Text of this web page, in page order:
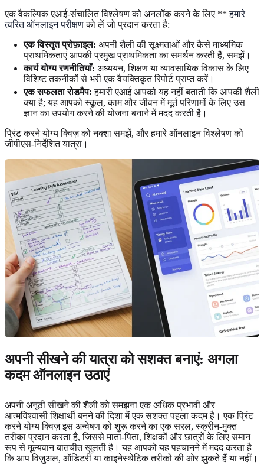
एक वैकल्पिक एआई-संचालित विश्लेषण को अनलॉक करने के लिए **हमारे
त्वरित ऑनलाइन परीक्षणको लें जो प्रदान करता है:
एक विस्तृत प्रोफ़ाइल: अपनी शैली की सूक्ष्मताओं और कैसे माध्यमिक
प्राथमिकताएं आपकी प्रमुख प्राथमिकता का समर्थन करती हैं, समझें।
कार्य योग्य रणनीतियाँ: अध्ययन, शिक्षण या व्यावसायिक विकास के लिए
विशिष्ट तकनीकों से भरी एक वैयक्तिकृत रिपोर्ट प्राप्त करें।
एक सफलता रोडमैप: हमारी एआई आपको यह नहीं बताती कि आपकी शैली
क्या है; यह आपको स्कूल, काम और जीवन में मूर्त परिणामों के लिए उस
ज्ञान का उपयोग करने की योजना बनाने में मदद करती है।
प्रिंट करने योग्य क्विज़ को नक्शा समझें, और हमारे ऑनलाइन विश्लेषण को
जीपीएस-निर्देशित यात्रा।
अपनी सीखने की यात्रा को सशक्त बनाएं: अगला
कदम ऑनलाइन उठाएं
अपनी अनूठी सीखने की शैली को समझना एक अधिक प्रभावी और
आत्मविश्वासी शिक्षार्थी बनने की दिशा में एक सशक्त पहला कदम है। एक प्रिंट
करने योग्य क्विज़ इस अन्वेषण को शुरू करने का एक सरल, स्क्रीन-मुक्त
तरीका प्रदान करता है, जिससे माता-पिता, शिक्षकों और छात्रों के लिए समान
रूप से मूल्यवान बातचीत खुलती है। यह आपको यह पहचानने में मदद करता है
कि आप विज़ुअल, ऑडिटरी या काइनेस्थेटिक तरीकों की ओर झुकते हैं या नहीं।